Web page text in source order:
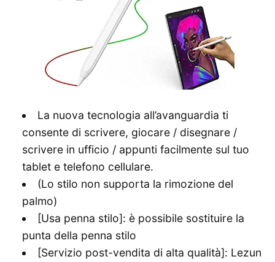
La nuova tecnologia all’avanguardia ti
consente di scrivere, giocare / disegnare /
scrivere in ufficio / appunti facilmente sul tuo
tablet e telefono cellulare.
(Lo stilo non supporta la rimozione del
palmo)
[Usa penna stilo]: è possibile sostituire la
punta della penna stilo
[Servizio post-vendita di alta qualità]: Lezun